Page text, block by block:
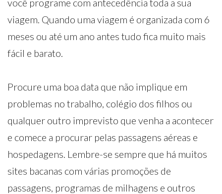
você programe com antecedência toda a sua
viagem. Quando uma viagem é organizada com 6
meses ou até um ano antes tudo fica muito mais
fácil e barato.
Procure uma boa data que não implique em
problemas no trabalho, colégio dos filhos ou
qualquer outro imprevisto que venha a acontecer
e comece a procurar pelas passagens aéreas e
hospedagens. Lembre-se sempre que há muitos
sites bacanas com várias promoções de
passagens, programas de milhagens e outros